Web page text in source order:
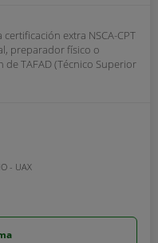
extra NSCA-CPT
preparador físico o
TAFAD (Técnico Superior
- UAX